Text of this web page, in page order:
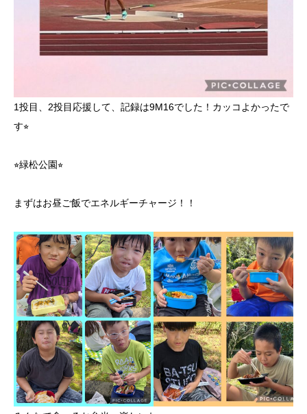
1投目、2投目応援して、記録は9M16でした！カッコよかったで
す⭐︎
⭐︎緑松公園⭐︎
まずはお昼ご飯でエネルギーチャージ！！